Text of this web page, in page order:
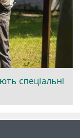
спеціальні